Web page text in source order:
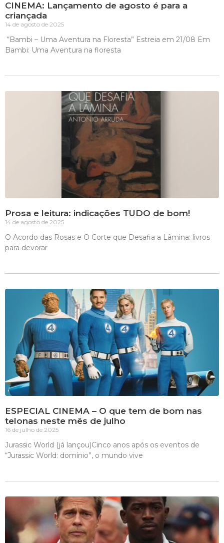
CINEMA: Lançamento de agosto é para a
criançada
14 de agosto de 2025
“Bambi – Uma Aventura na Floresta” Estreia em 21/08 Em
Bambi: Uma Aventura na floresta
Prosa e leitura: indicações TUDO de bom!
14 de agosto de 2025
O Acordo das Rosas e O Corte que Desafia a Lâmina: livros
para devorar
ESPECIAL CINEMA – O que tem de bom nas
telonas neste mês de julho
16 de julho de 2025
Jurassic World (já lançou)Cinco anos após os eventos de
“Jurassic World: domínio”, o mundo vive